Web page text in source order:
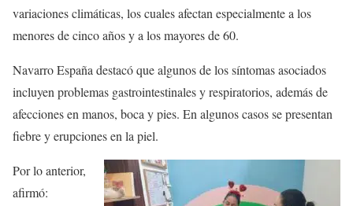
variaciones climáticas, los cuales afectan especialmente a los
menores de cinco años y a los mayores de 60.
Navarro España destacó que algunos de los síntomas asociados
incluyen problemas gastrointestinales y respiratorios, además de
afecciones en manos, boca y pies. En algunos casos se presentan
fiebre y erupciones en la piel.
Por lo anterior,
afirmó: